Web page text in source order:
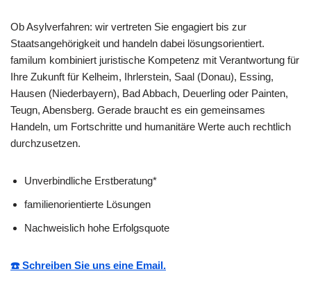
Ob Asylverfahren: wir vertreten Sie engagiert bis zur
Staatsangehörigkeit und handeln dabei lösungsorientiert.
familum kombiniert juristische Kompetenz mit Verantwortung für
Ihre Zukunft für Kelheim, Ihrlerstein, Saal (Donau), Essing,
Hausen (Niederbayern), Bad Abbach, Deuerling oder Painten,
Teugn, Abensberg. Gerade braucht es ein gemeinsames
Handeln, um Fortschritte und humanitäre Werte auch rechtlich
durchzusetzen.
Unverbindliche Erstberatung*
familienorientierte Lösungen
Nachweislich hohe Erfolgsquote
☎️ Schreiben Sie uns eine Email.